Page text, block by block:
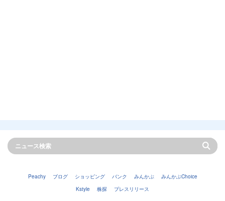
Peachy ブログ ショッピング バンク みんかぶ
みんかぶChoice
Kstyle
株探 プレスリリース